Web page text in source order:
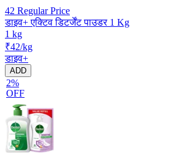
42 Regular Price
डाइव+ एक्टिव डिटर्जेंट पाउडर 1 Kg
1 kg
₹42/kg
डाइव+
ADD
2%
OFF